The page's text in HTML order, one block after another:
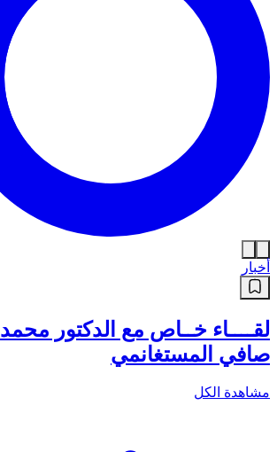
أخبار
لقــــاء خــاص مع الدكتور محمد
صافي المستغانمي
مشاهدة الكل